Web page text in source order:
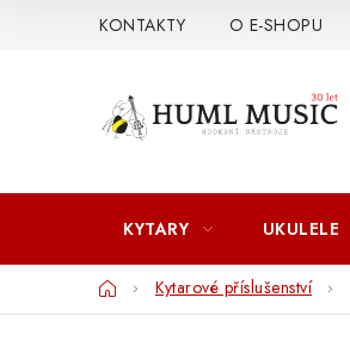
KONTAKTY O E-SHOPU
KYTARY UKULELE
DomůKytarové příslušenství